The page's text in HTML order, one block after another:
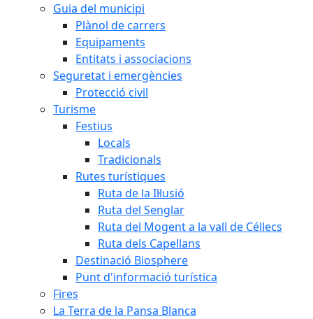
Guia del municipi
Plànol de carrers
Equipaments
Entitats i associacions
Seguretat i emergències
Protecció civil
Turisme
Festius
Locals
Tradicionals
Rutes turístiques
Ruta de la Il·lusió
Ruta del Senglar
Ruta del Mogent a la vall de Céllecs
Ruta dels Capellans
Destinació Biosphere
Punt d'informació turística
Fires
La Terra de la Pansa Blanca